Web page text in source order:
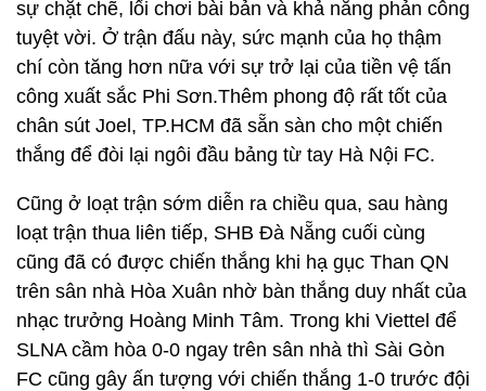
sự chặt chẽ, lối chơi bài bản và khả năng phản công
tuyệt vời. Ở trận đấu này, sức mạnh của họ thậm
chí còn tăng hơn nữa với sự trở lại của tiền vệ tấn
công xuất sắc Phi Sơn.Thêm phong độ rất tốt của
chân sút Joel, TP.HCM đã sẵn sàn cho một chiến
thắng để đòi lại ngôi đầu bảng từ tay Hà Nội FC.
Cũng ở loạt trận sớm diễn ra chiều qua, sau hàng
loạt trận thua liên tiếp, SHB Đà Nẵng cuối cùng
cũng đã có được chiến thắng khi hạ gục Than QN
trên sân nhà Hòa Xuân nhờ bàn thắng duy nhất của
nhạc trưởng Hoàng Minh Tâm. Trong khi Viettel để
SLNA cầm hòa 0-0 ngay trên sân nhà thì Sài Gòn
FC cũng gây ấn tượng với chiến thắng 1-0 trước đội